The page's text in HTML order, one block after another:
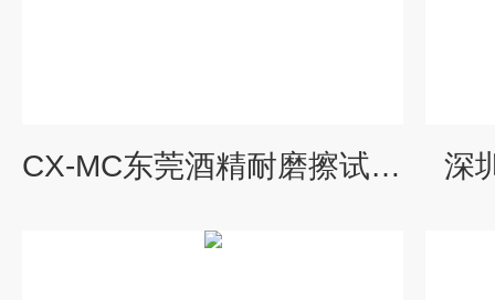
CX-MC东莞酒精耐磨擦试验机 深